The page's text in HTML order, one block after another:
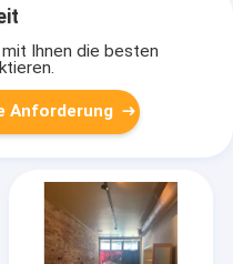
Ihnen die besten
Anforderung